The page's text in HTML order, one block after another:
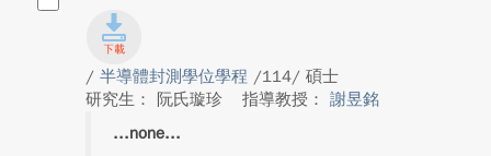
/ 半導體封測學位學程 /114/ 碩士
研究生： 阮氏璇珍
指導教授： 謝昱銘
none